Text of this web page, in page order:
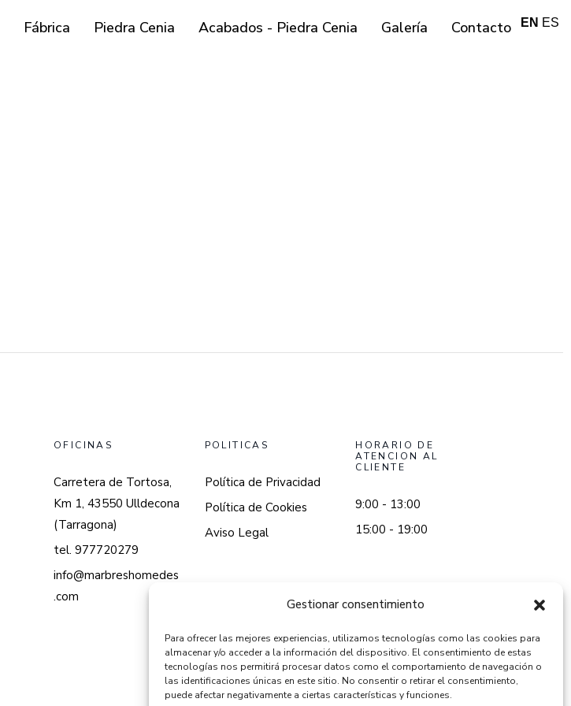
Gestionar consentimiento
Para ofrecer las mejores experiencias, utilizamos tecnologías como las cookies para
almacenar y/o acceder a la información del dispositivo. El consentimiento de estas
tecnologías nos permitirá procesar datos como el comportamiento de navegación o
las identificaciones únicas en este sitio. No consentir o retirar el consentimiento,
puede afectar negativamente a ciertas características y funciones.
Fábrica Piedra Cenia Acabados - Piedra Cenia Galería Contacto
OFICINAS
Carretera de Tortosa,
Km 1, 43550 Ulldecona
(Tarragona)
tel. 977720279
info@marbreshomedes
.com
POLITICAS
Política de Privacidad
Política de Cookies
Aviso Legal
HORARIO DE
ATENCION AL
CLIENTE
9:00 - 13:00
15:00 - 19:00
EN ES